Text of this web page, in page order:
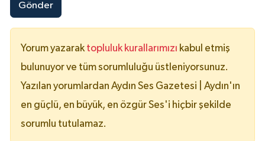
Gönder
Yorum yazarak topluluk kurallarımızı kabul etmiş
bulunuyor ve tüm sorumluluğu üstleniyorsunuz.
Yazılan yorumlardan Aydın Ses Gazetesi | Aydın'ın
en güçlü, en büyük, en özgür Ses'i hiçbir şekilde
sorumlu tutulamaz.